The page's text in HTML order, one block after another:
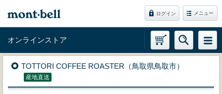
ログイン メニュー
オンラインストア
TOTTORI COFFEE ROASTER（鳥取県鳥取市）
産地直送